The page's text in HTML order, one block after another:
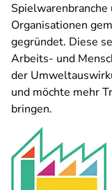
Organisationen
gegründet. Diese
Arbeits- und
der
und möchte mehr
bringen.